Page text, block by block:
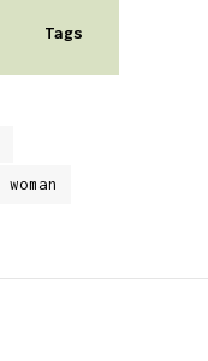
Tags
woman